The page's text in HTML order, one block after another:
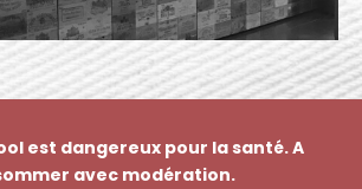
est dangereux pour la santé. A
avec modération.